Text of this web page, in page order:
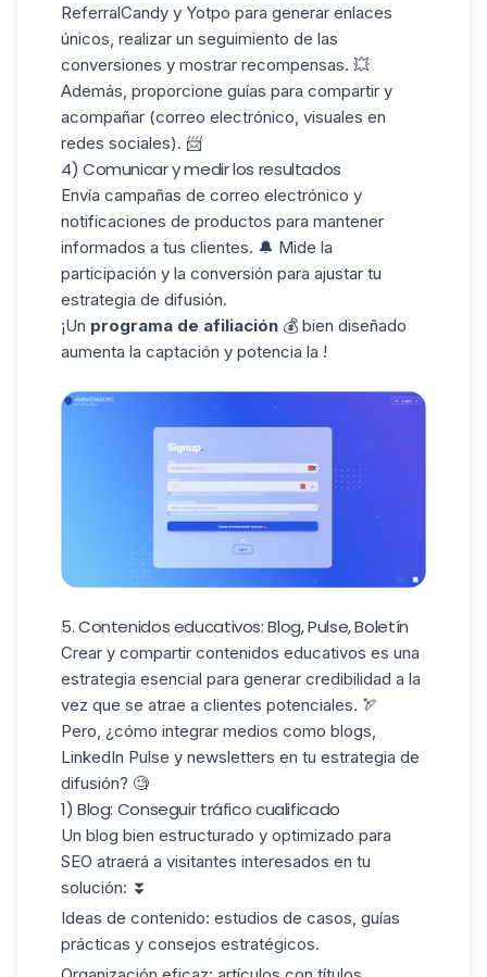
ReferralCandy y Yotpo para generar enlaces
únicos, realizar un seguimiento de las
conversiones y mostrar recompensas. 💥
Además, proporcione guías para compartir y
acompañar (correo electrónico, visuales en
redes sociales). 📨
4) Comunicar y medir los resultados
Envía campañas de correo electrónico y
notificaciones de productos para mantener
informados a tus clientes. 🔔 Mide la
participación y la conversión para ajustar tu
estrategia de difusión.
¡Un programa de afiliación 💰 bien diseñado
aumenta la captación y potencia la !
5. Contenidos educativos: Blog, Pulse, Boletín
Crear y compartir contenidos educativos es una
estrategia esencial para generar credibilidad a la
vez que se atrae a clientes potenciales. 🏹
Pero, ¿cómo integrar medios como blogs,
LinkedIn Pulse y newsletters en tu estrategia de
difusión? 🧐
1) Blog: Conseguir tráfico cualificado
Un blog bien estructurado y optimizado para
SEO atraerá a visitantes interesados en tu
solución: ⏬
Ideas de contenido: estudios de casos, guías
prácticas y consejos estratégicos.